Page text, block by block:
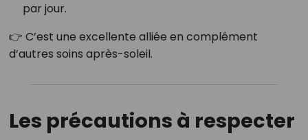
par jour.
👉 C’est une excellente alliée en complément
d’autres soins après-soleil.
Les précautions à respecter